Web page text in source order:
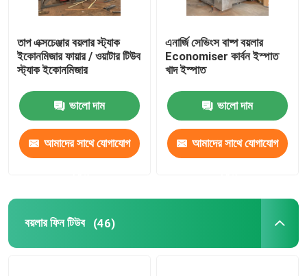
তাপ এক্সচেঞ্জার বয়লার স্ট্যাক
ইকোনমিজার ফায়ার / ওয়াটার টিউব
স্ট্যাক ইকোনমিজার
ভালো দাম
আমাদের সাথে যোগাযোগ
এনার্জি সেভিংস বাষ্প বয়লার
Economiser কার্বন ইস্পাত
খাদ ইস্পাত
ভালো দাম
আমাদের সাথে যোগাযোগ
বয়লার ফিন টিউব (46)